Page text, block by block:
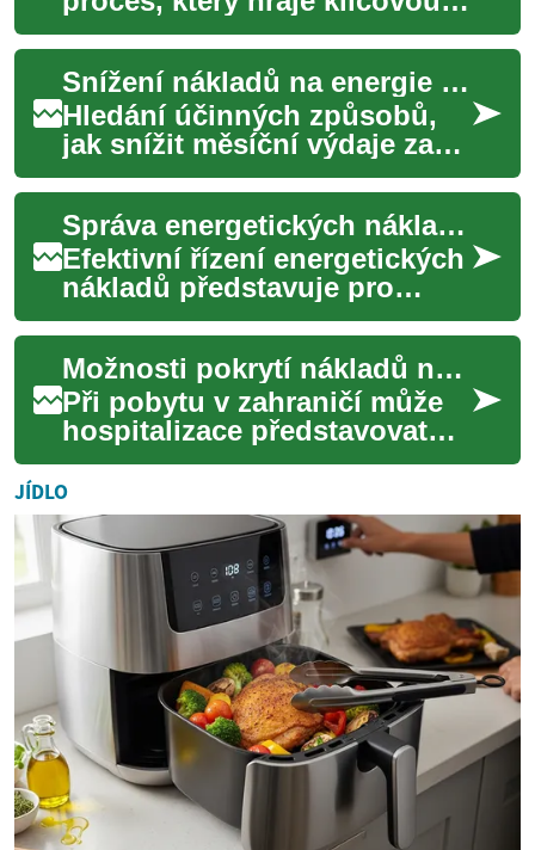
roli v moderní medicíně.
Plazma, žlutá tekutá složka
krve, je...
Snížení nákladů na energie v domě
Hledání účinných způsobů,
jak snížit měsíční výdaje za
energie, je prioritou pro
mnoho domácností. S
rostoucími cenam...
Správa energetických nákladů pro firmy
Efektivní řízení energetických
nákladů představuje pro
každou firmu významnou
příležitost k optimalizaci
provozních v...
Možnosti pokrytí nákladů na hospitalizaci mimo domovinu
Při pobytu v zahraničí může
hospitalizace představovat
významné finanční a
organizační riziko. Tento text
popisuje hl...
JÍDLO